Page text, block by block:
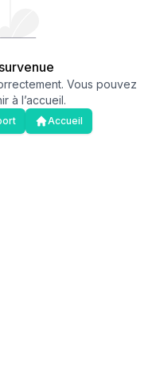
Vous pouvez
à l’accueil.
Accueil